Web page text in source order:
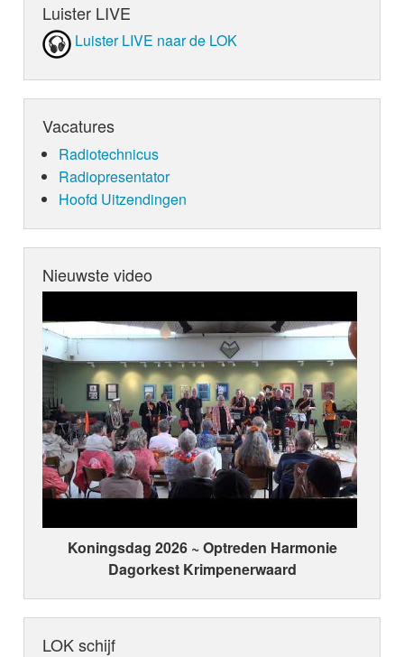
Luister LIVE
Luister LIVE naar de LOK
Vacatures
Radiotechnicus
Radiopresentator
Hoofd Uitzendingen
Nieuwste video
Koningsdag 2026 ~ Optreden Harmonie
Dagorkest Krimpenerwaard
LOK schijf